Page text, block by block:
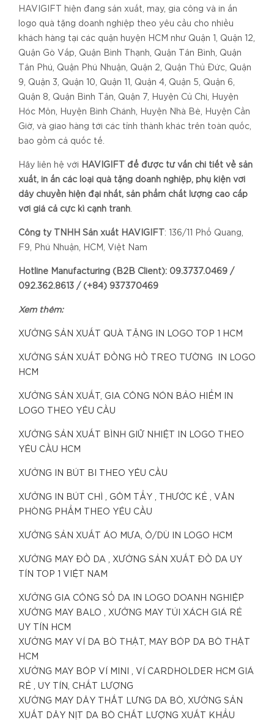
HAVIGIFT hiện đang sản xuất, may, gia công và in ấn
logo quà tặng doanh nghiệp theo yêu cầu cho nhiều
khách hàng tại các quận huyện HCM như Quận 1, Quận 12,
Quận Gò Vấp, Quận Bình Thạnh, Quận Tân Bình, Quận
Tân Phú, Quận Phú Nhuận, Quận 2, Quận Thủ Đức, Quận
9, Quận 3, Quận 10, Quận 11, Quận 4, Quận 5, Quận 6,
Quận 8, Quận Bình Tân, Quận 7, Huyện Củ Chi, Huyện
Hóc Môn, Huyện Bình Chánh, Huyện Nhà Bè, Huyện Cần
Giờ, và giao hàng tới các tỉnh thành khác trên toàn quốc,
bao gồm cả quốc tế.
Hãy liên hệ với
HAVIGIFT để được tư vấn chi tiết về sản
xuất, in ấn các loại quà tặng doanh nghiệp, phụ kiện với
dây chuyền hiện đại nhất, sản phẩm chất lượng cao cấp
với giá cả cực kì cạnh tranh
Công ty TNHH Sản xuất HAVIGIFT : 136/11 Phổ Quang,
F9, Phú Nhuận, HCM, Việt Nam
Hotline Manufacturing (B2B Client): 09.3737.0469 /
092.362.8613 / (+84) 937370469
Xem thêm:
XƯỞNG SẢN XUẤT QUÀ TẶNG IN LOGO TOP 1 HCM
XƯỞNG SẢN XUẤT ĐỒNG HỒ TREO TƯỜNG IN LOGO
HCM
XƯỞNG SẢN XUẤT, GIA CÔNG NÓN BẢO HIỂM IN
LOGO THEO YÊU CẦU
XƯỞNG SẢN XUẤT BÌNH GIỮ NHIỆT IN LOGO THEO
YÊU CẦU HCM
XƯỞNG IN BÚT BI THEO YÊU CẦU
XƯỞNG IN BÚT CHÌ , GÔM TẨY , THƯỚC KẺ , VĂN
PHÒNG PHẨM THEO YÊU CẦU
XƯỞNG SẢN XUẤT ÁO MƯA, Ô/DÙ IN LOGO HCM
XƯỞNG MAY ĐỒ DA , XƯỞNG SẢN XUẤT ĐỒ DA UY
TÍN TOP 1 VIỆT NAM
XƯỞNG GIA CÔNG SỔ DA IN LOGO DOANH NGHIỆP
XƯỞNG MAY BALO , XƯỞNG MAY TÚI XÁCH GIÁ RẺ
UY TÍN HCM
XƯỞNG MAY VÍ DA BÒ THẬT, MAY BÓP DA BÒ THẬT
HCM
XƯỞNG MAY BÓP VÍ MINI , VÍ CARDHOLDER HCM GIÁ
RẺ , UY TÍN, CHẤT LƯỢNG
XƯỞNG MAY DÂY THẮT LƯNG DA BÒ, XƯỞNG SẢN
XUẤT DÂY NỊT DA BÒ CHẤT LƯỢNG XUẤT KHẨU